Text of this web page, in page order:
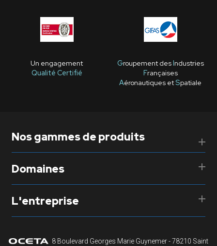
Un engagement
Qualité Certifié
Groupement desIndustries
Françaises
Aéronautiques etSpatiale
Nos gammes de produits
Domaines
L'entreprise
8 Boulevard Georges Marie Guynemer - 78210 Saint